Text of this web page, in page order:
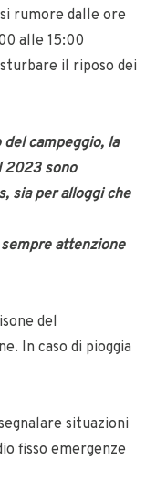
rumore dalle ore
alle 15:00
il riposo dei
campeggio, la
2023 sono
sia per alloggi che
attenzione
del
In caso di pioggia
situazioni
fisso emergenze